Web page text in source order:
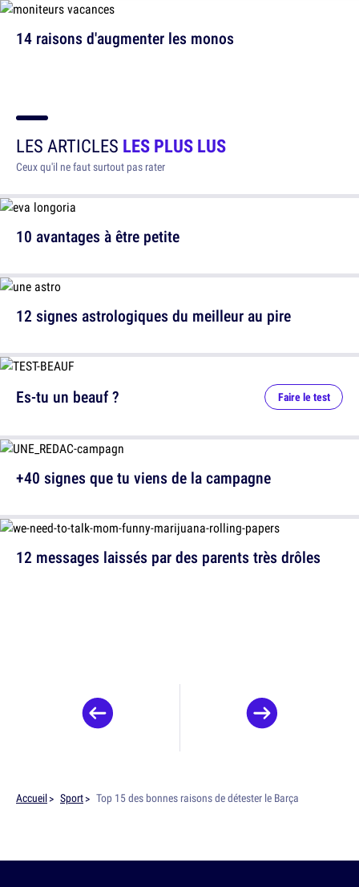
14 raisons d'augmenter les monos
LES ARTICLES LES PLUS LUS
Ceux qu'il ne faut surtout pas rater
10 avantages à être petite
12 signes astrologiques du meilleur au pire
12 messages laissés par des parents très drôles
Es-tu un beauf ? Faire le test
+40 signes que tu viens de la campagne
Accueil Sport Top 15 des bonnes raisons de détester le Barça